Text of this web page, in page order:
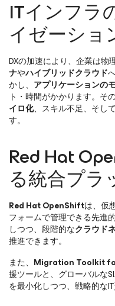
ITインフラ
イゼーショ
DXの加速により、企業は物
ナやハイブリッドクラウド
かし、 アプリケーションの
ト・時間がかかります。そ
イロ化、スキル不足、そして
す。
Red Hat
る統合プラ
Red Hat OpenShiftは、仮
フォームで管理できる先進
しつつ、段階的なクラウド
推進できます。
また、 Migration Toolkit
援ツールと、グローバルな
を最小化しつつ、戦略的な